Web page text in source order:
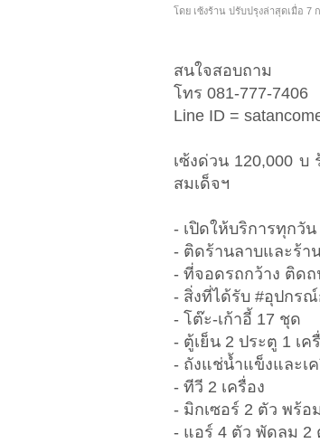
โดย เซ้งร้าน ปรับปรุงล่าสุดเมื่อ 7
สนใจสอบถาม
โทร 081-777-7406
Line ID =
เซ้งด่วน 120,000
สมเด็จฯ
- เปิดให้บริการทุกวั
- ติดร้านลาบและร้
- ที่จอดรถกว้าง ติด
- สิ่งที่ได้รับ #อุปกรณ์
- โต๊ะ-เก้าอี้ 17 ชุด
- ตู้เย็น 2 ประตู 1 เค
- ถังแช่น้ำแข็งและเ
- ทีวี 2 เครื่อง
- มิกเซอร์ 2 ตัว พร้
- แอร์ 4 ตัว พัดลม 2